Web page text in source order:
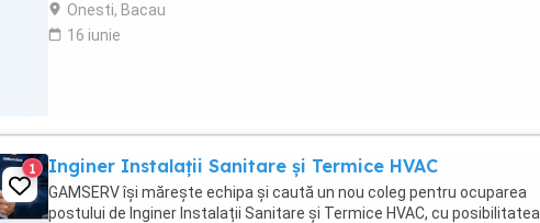
Onesti, Bacau
16 iunie
1 Inginer Instalații Sanitare și Termice HVAC
GAMSERV își mărește echipa și caută un nou coleg pentru ocuparea
postului de Inginer Instalații Sanitare și Termice HVAC, cu posibilitatea